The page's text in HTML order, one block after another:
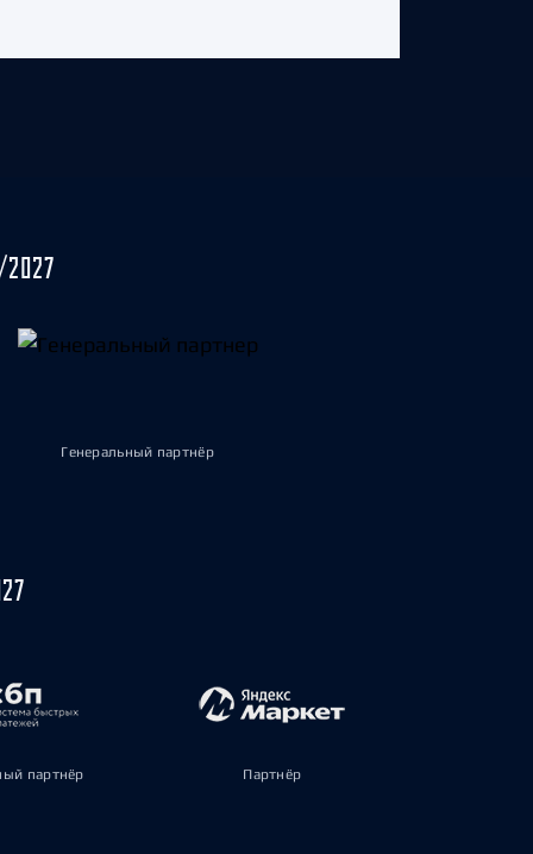
Генеральный партнёр
партнёр Партнёр